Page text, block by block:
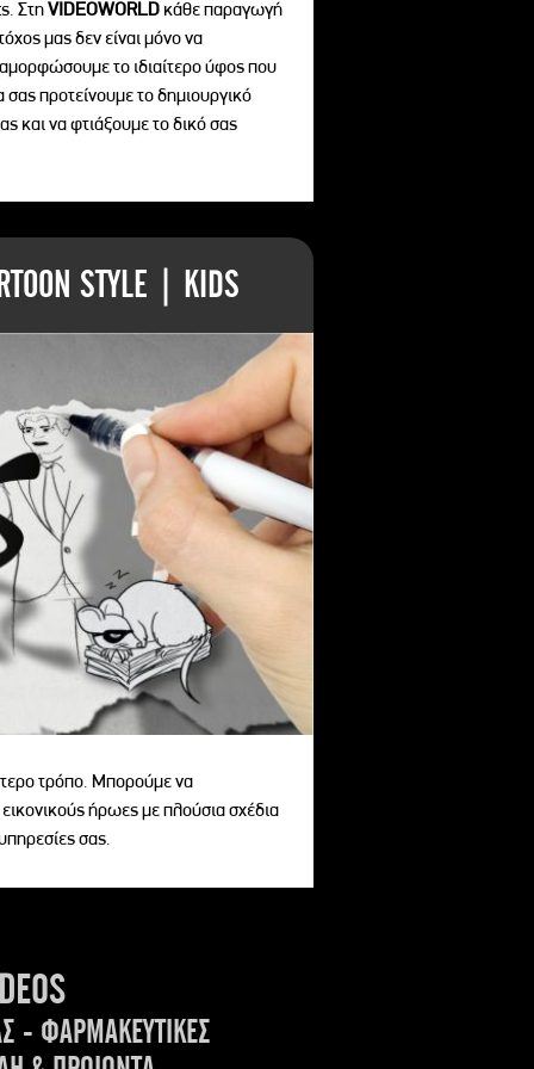
ΣτηVIDEOWORLD κάθε παραγωγή
μας δεν είναι μόνο να
το ιδιαίτερο ύφος που
σας προτείνουμε το δημιουργικό
και να φτιάξουμε το δικό σας
STYLE | KIDS
τρόπο. Μπορούμε να
ήρωες με πλούσια σχέδια
σας.
- ΦΑΡΜΑΚΕΥΤΙΚΕΣ